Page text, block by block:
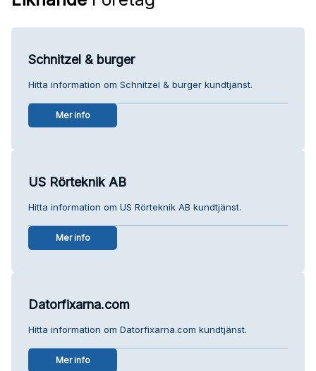
Schnitzel & burger
Hitta information om Schnitzel & burger kundtjänst.
Mer info
US Rörteknik AB
Hitta information om US Rörteknik AB kundtjänst.
Mer info
Datorfixarna.com
Hitta information om Datorfixarna.com kundtjänst.
Mer info